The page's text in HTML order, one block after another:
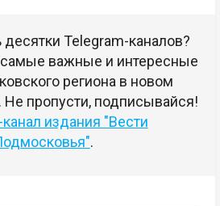
Telegram-каналов?
важные и интересные
региона в новом
Не пропусти, подписывайся!
издания "Вести
.